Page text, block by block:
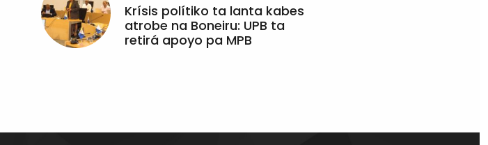
Krísis polítiko ta lanta kabes
atrobe na Boneiru: UPB ta
retirá apoyo pa MPB